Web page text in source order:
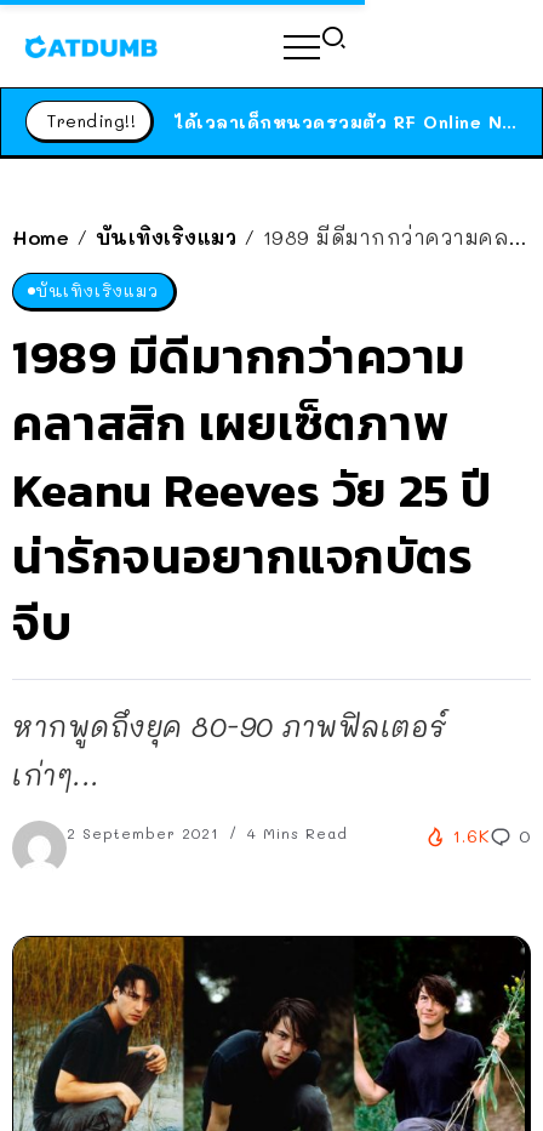
Trending!! ได้เวลาเด็กหนวดรวมตัว RF Online Next เปิดให้เล่นแล้ว เกม Sci-Fi MMORPG ระดับตำนาน เล่นได้ทั้งมือถือและ PC
Home / บันเทิงเริงแมว / 1989 มีดีมากกว่าความคลาสสิก เผยเซ็ตภาพ Keanu Reeves วัย 25 ปี น่ารักจนอยากแจกบัตรจีบ
บันเทิงเริงแมว
1989 มีดีมากกว่าความ
คลาสสิก เผยเซ็ตภาพ
Keanu Reeves วัย 25 ปี
น่ารักจนอยากแจกบัตร
จีบ
หากพูดถึงยุค 80-90 ภาพฟิลเตอร์
เก่าๆ...
2 September 2021 4 Mins Read 1.6K 0